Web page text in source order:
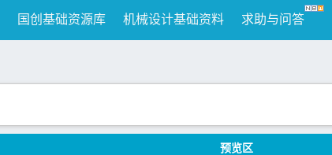
国创基础资源库 机械设计基础资料 求助与问答
预览区